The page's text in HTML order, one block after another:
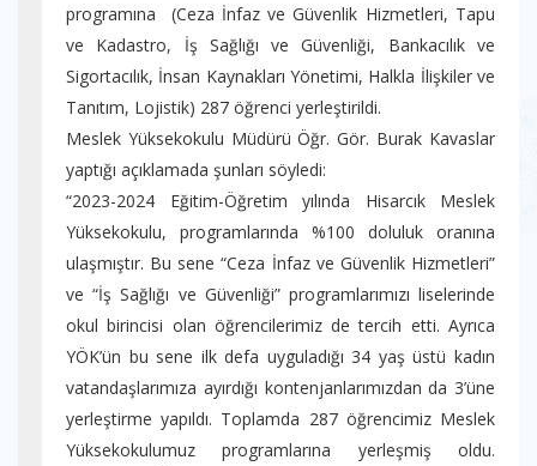
programına (Ceza İnfaz ve Güvenlik Hizmetleri, Tapu
ve Kadastro, İş Sağlığı ve Güvenliği, Bankacılık ve
Sigortacılık, İnsan Kaynakları Yönetimi, Halkla İlişkiler ve
Tanıtım, Lojistik) 287 öğrenci yerleştirildi.
Meslek Yüksekokulu Müdürü Öğr. Gör. Burak Kavaslar
yaptığı açıklamada şunları söyledi:
“2023-2024 Eğitim-Öğretim yılında Hisarcık Meslek
Yüksekokulu, programlarında %100 doluluk oranına
ulaşmıştır. Bu sene “Ceza İnfaz ve Güvenlik Hizmetleri”
ve “İş Sağlığı ve Güvenliği” programlarımızı liselerinde
okul birincisi olan öğrencilerimiz de tercih etti. Ayrıca
YÖK’ün bu sene ilk defa uyguladığı 34 yaş üstü kadın
vatandaşlarımıza ayırdığı kontenjanlarımızdan da 3’üne
yerleştirme yapıldı. Toplamda 287 öğrencimiz Meslek
Yüksekokulumuz programlarına yerleşmiş oldu.